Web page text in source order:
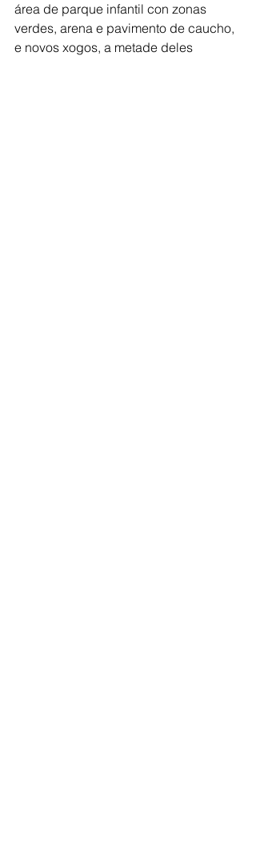
área de parque infantil con zonas
verdes, arena e pavimento de caucho,
e novos xogos, a metade deles